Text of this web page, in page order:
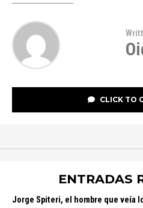
CLICK TO
ENTRADAS
Jorge Spiteri, el hombre que veía